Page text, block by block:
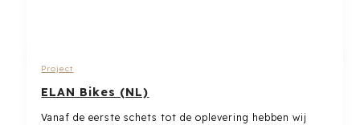
Project
ELAN Bikes (NL)
Vanaf de eerste schets tot de oplevering hebben wij